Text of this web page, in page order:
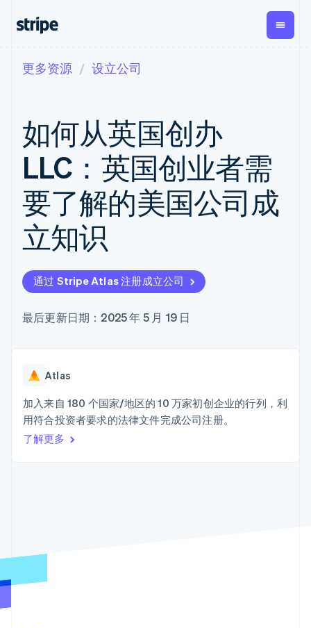
支付
在线支付
Payment links
无代码支付
Checkout
面
Elements
灵活的 UI 组件
Payment
methods
付方式
Terminal
Authorization
Boost
化
加速结账
营收
经常性收入
Metronome
按用量计费
Subscriptions
订阅管理
Invoicing
一次性或定期
Revenue
Recognition
Stripe Sigma
自定义报告
数据同步
Payouts
向第三
方打款
Crypto
钱包、
稳定币
更多
了解未来规划
Climate
按企业阶段
按应用场景
智能体商务
加密货币
电子商务
财务自动化
应用内支付
交易市场
资金管理
SaaS
AI 企业
创作者经济
文档
库与 SDK
Stripe Apps
指南
接受线上付款
构建平台或交易市场
提供按用量计费
发行稳定币支持的支付卡
通过智能体配置和管理服
代码示例
开发者博客
学习
指南
支持
获取支持
托管支持方案
公司
产品路线图
联系
成为合作伙伴
更多资源 设立公司
如何从英国创办
LLC：英国创业者需
要了解的美国公司成
立知识
通过 Stripe Atlas 注册成立公司
最后更新日期：2025 年 5 月 19 日
Atlas
加入来自 180 个国家/地区的 10 万家初创企业的行列，利
用符合投资者要求的法律文件完成公司注册。
了解更多